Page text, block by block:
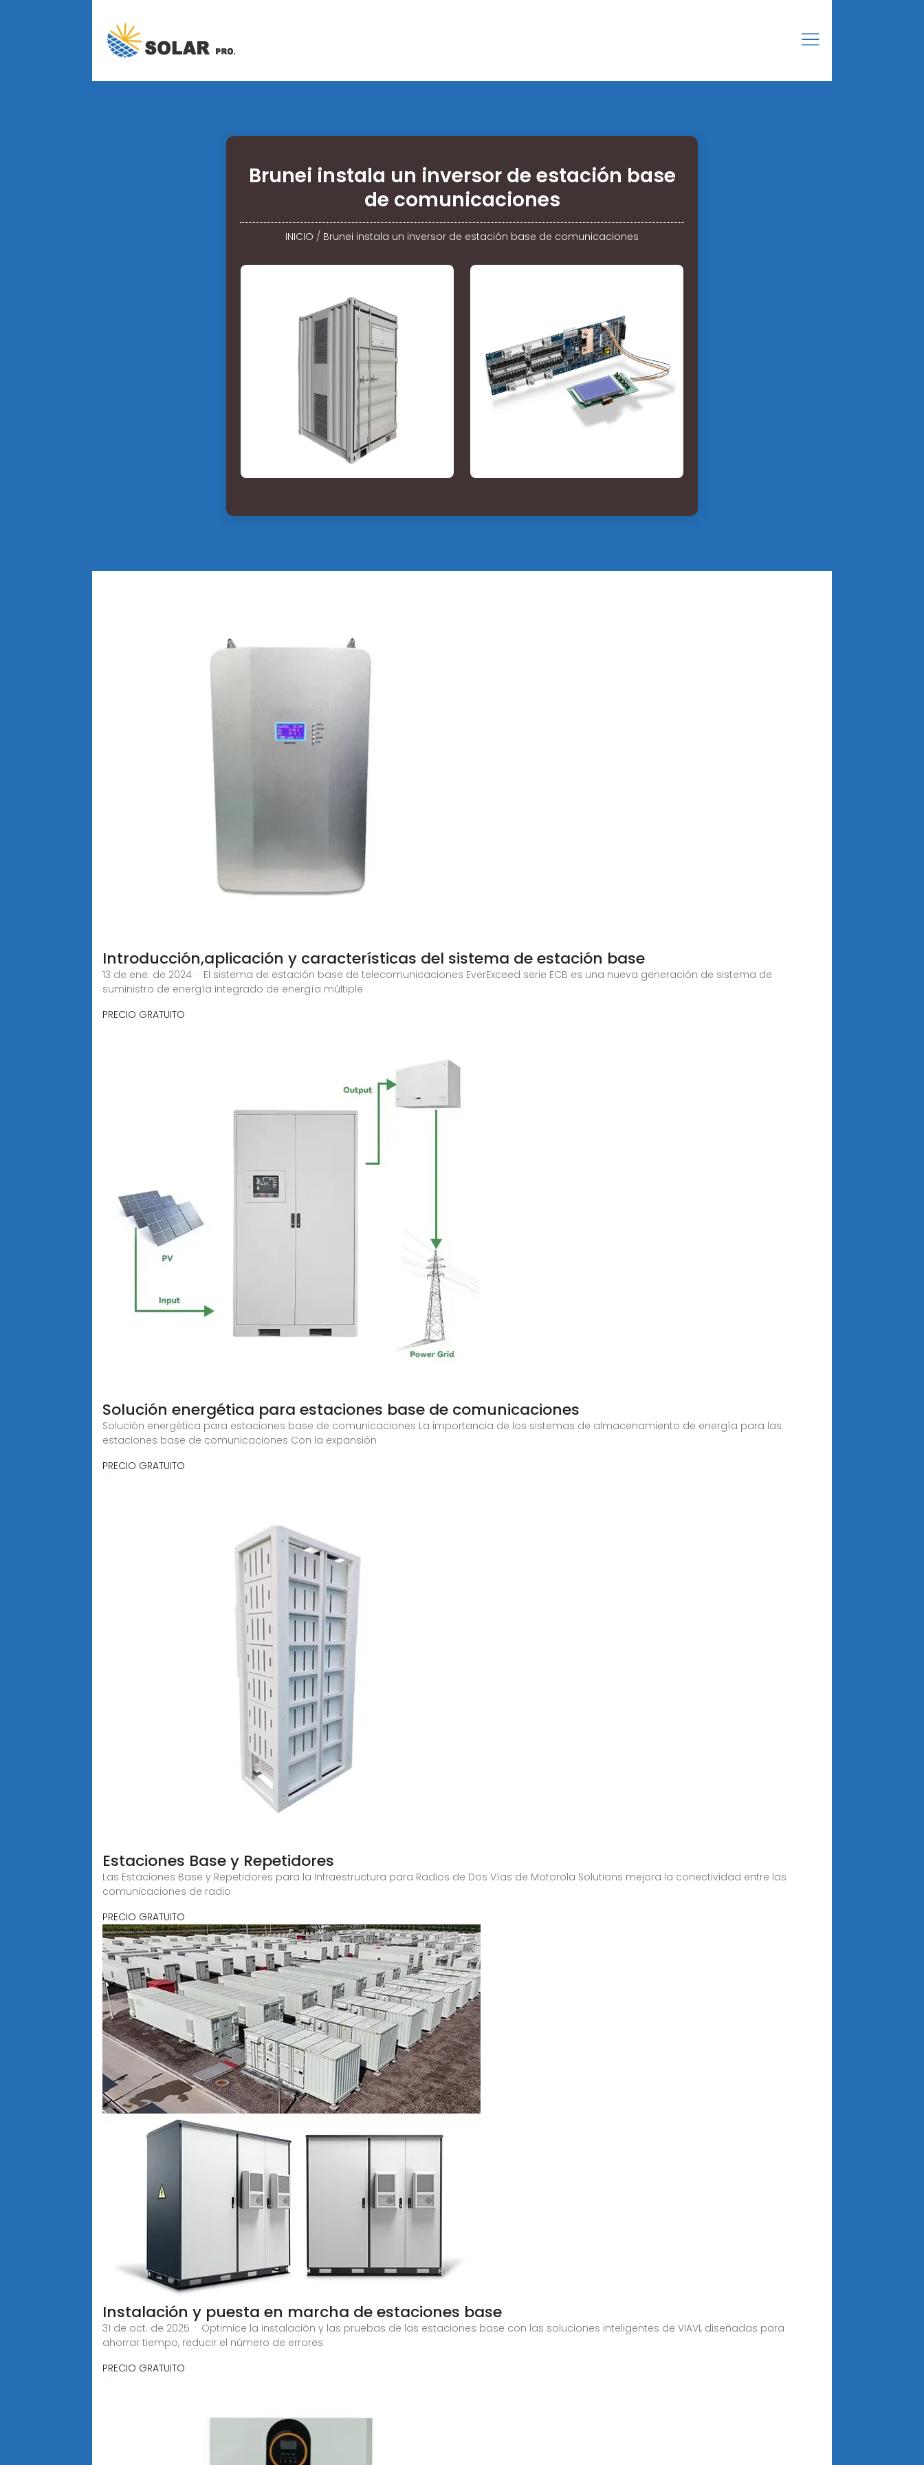
Brunei instala un inversor de estación base
de comunicaciones
INICIO / Brunei instala un inversor de estación base de comunicaciones
Introducción,aplicación y características del sistema de estación base
13 de ene. de 2024 · El sistema de estación base de telecomunicaciones EverExceed serie ECB es una nueva generación de sistema de
suministro de energía integrado de energía múltiple
PRECIO GRATUITO
Solución energética para estaciones base de comunicaciones
Solución energética para estaciones base de comunicaciones La importancia de los sistemas de almacenamiento de energía para las
estaciones base de comunicaciones Con la expansión
PRECIO GRATUITO
Estaciones Base y Repetidores
Las Estaciones Base y Repetidores para la Infraestructura para Radios de Dos Vías de Motorola Solutions mejora la conectividad entre las
comunicaciones de radio
PRECIO GRATUITO
Instalación y puesta en marcha de estaciones base
31 de oct. de 2025 · Optimice la instalación y las pruebas de las estaciones base con las soluciones inteligentes de VIAVI, diseñadas para
ahorrar tiempo, reducir el número de errores
PRECIO GRATUITO